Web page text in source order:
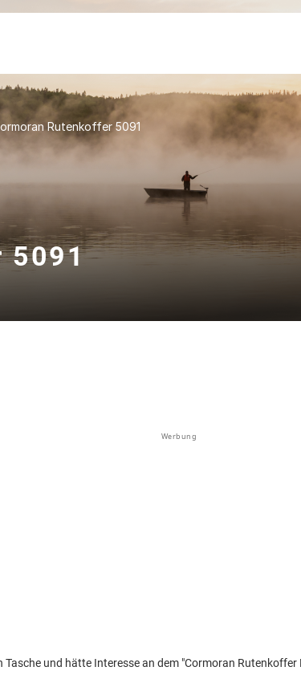
Rutenkoffer 5091
5091
Werbung
Tasche und hätte Interesse an dem "Cormoran